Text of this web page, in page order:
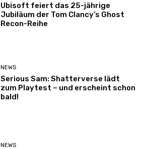
Ubisoft feiert das 25-jährige
Jubiläum der Tom Clancy’s Ghost
Recon-Reihe
NEWS
Serious Sam: Shatterverse lädt
zum Playtest – und erscheint schon
bald!
NEWS